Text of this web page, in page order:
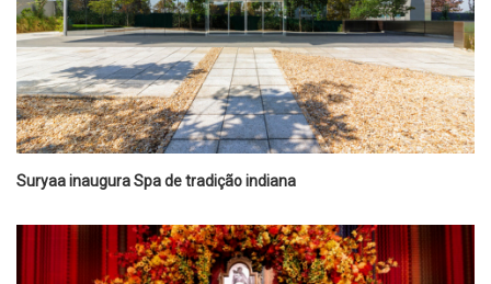
Suryaa inaugura Spa de tradição indiana